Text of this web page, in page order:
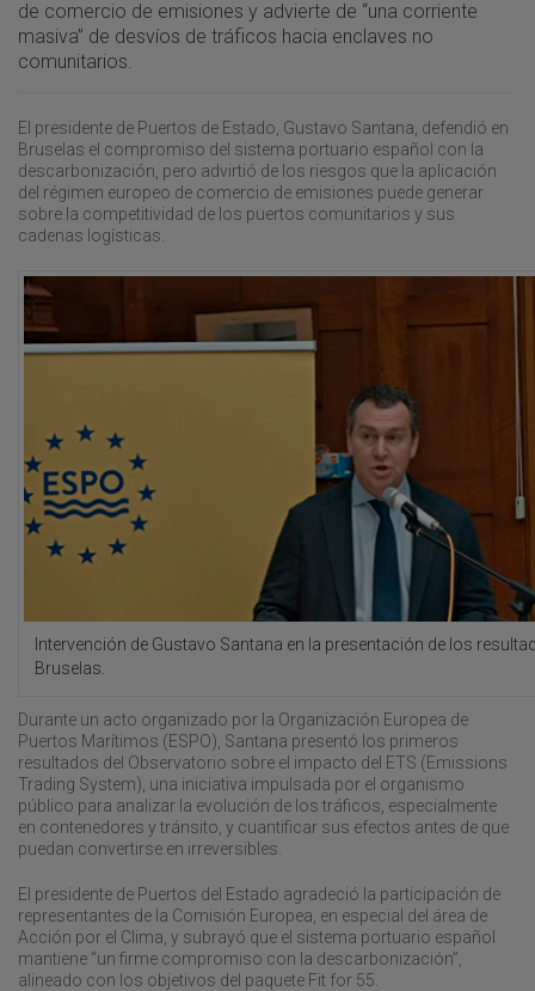
de comercio de emisiones y advierte de “una corriente
masiva” de desvíos de tráficos hacia enclaves no
comunitarios.
El presidente de Puertos de Estado, Gustavo Santana, defendió en
Bruselas el compromiso del sistema portuario español con la
descarbonización, pero advirtió de los riesgos que la aplicación
del régimen europeo de comercio de emisiones puede generar
sobre la competitividad de los puertos comunitarios y sus
cadenas logísticas.
Intervención de Gustavo Santana en la presentación de los
Bruselas.
Durante un acto organizado por la Organización Europea de
Puertos Marítimos (ESPO), Santana presentó los primeros
resultados del Observatorio sobre el impacto del ETS (Emissions
Trading System), una iniciativa impulsada por el organismo
público para analizar la evolución de los tráficos, especialmente
en contenedores y tránsito, y cuantificar sus efectos antes de que
puedan convertirse en irreversibles.
El presidente de Puertos del Estado agradeció la participación de
representantes de la Comisión Europea, en especial del área de
Acción por el Clima, y subrayó que el sistema portuario español
mantiene “un firme compromiso con la descarbonización”,
alineado con los objetivos del paquete Fit for 55.